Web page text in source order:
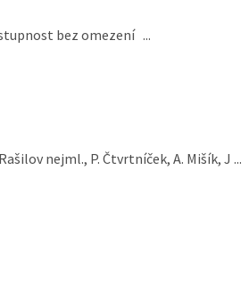
bez omezení ...
nejml., P. Čtvrtníček, A. Mišík, J ...